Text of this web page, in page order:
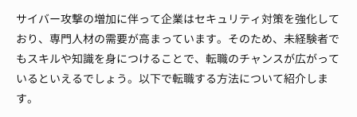
サイバー攻撃の増加に伴って企業はセキュリティ対策を強化して
おり、専門人材の需要が高まっています。そのため、未経験者で
もスキルや知識を身につけることで、転職のチャンスが広がって
いるといえるでしょう。以下で転職する方法について紹介しま
す。